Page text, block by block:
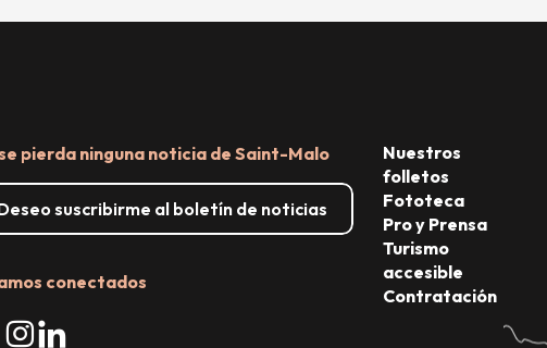
pierda ninguna noticia de Saint-Malo
suscribirme al boletín de noticias
conectados
Nuestros
folletos
Fototeca
Pro y Prensa
Turismo
accesible
Contratación